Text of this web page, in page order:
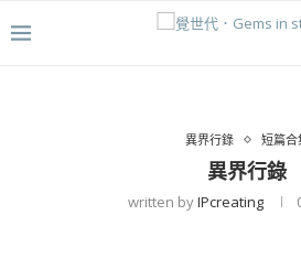
異界行錄 短篇合
異界行錄
written byIPcreating